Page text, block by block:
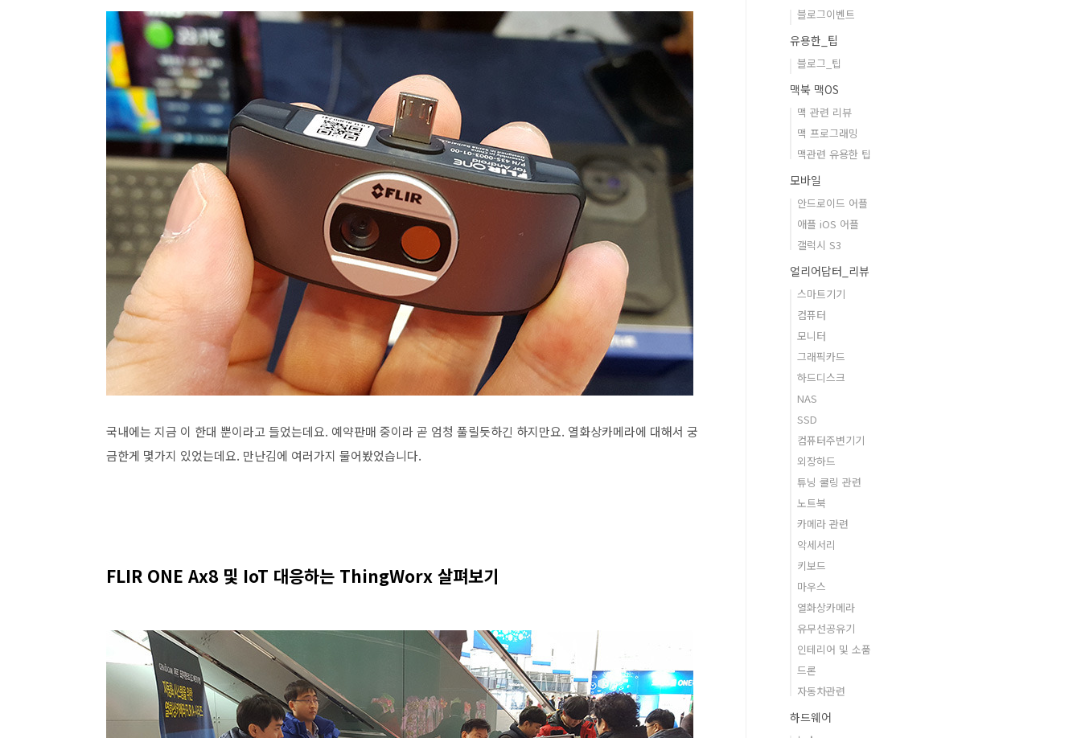
국내에는 지금 이 한대 뿐이라고 들었는데요. 예약판매 중이라 곧 엄청 풀릴듯하긴 하지만요. 열화상카메라에 대해서 궁
금한게 몇가지 있었는데요. 만난김에 여러가지 물어봤었습니다.
FLIR ONE Ax8 및 IoT 대응하는 ThingWorx 살펴보기
블로그이벤트
유용한_팁
블로그_팁
맥북 맥OS
맥 관련 리뷰
맥 프로그래밍
맥관련 유용한 팁
모바일
안드로이드 어플
애플 iOS 어플
갤럭시 S3
얼리어답터_리뷰
스마트기기
컴퓨터
모니터
그래픽카드
하드디스크
NAS
SSD
컴퓨터주변기기
외장하드
튜닝 쿨링 관련
노트북
카메라 관련
악세서리
키보드
마우스
열화상카메라
유무선공유기
인테리어 및 소품
드론
자동차관련
하드웨어